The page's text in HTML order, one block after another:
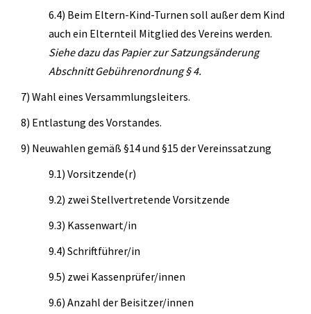
6.4) Beim Eltern-Kind-Turnen soll außer dem Kind
auch ein Elternteil Mitglied des Vereins werden.
Siehe dazu das Papier zur Satzungsänderung
Abschnitt Gebührenordnung § 4.
7) Wahl eines Versammlungsleiters.
8) Entlastung des Vorstandes.
9) Neuwahlen gemäß §14 und §15 der Vereinssatzung
9.1) Vorsitzende(r)
9.2) zwei Stellvertretende Vorsitzende
9.3) Kassenwart/in
9.4) Schriftführer/in
9.5) zwei Kassenprüfer/innen
9.6) Anzahl der Beisitzer/innen